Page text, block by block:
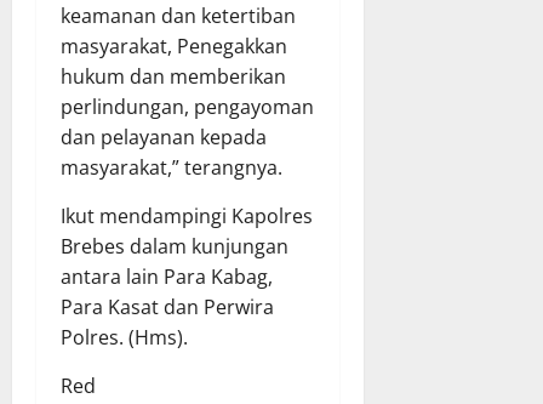
keamanan dan ketertiban
masyarakat, Penegakkan
hukum dan memberikan
perlindungan, pengayoman
dan pelayanan kepada
masyarakat,” terangnya.
Ikut mendampingi Kapolres
Brebes dalam kunjungan
antara lain Para Kabag,
Para Kasat dan Perwira
Polres. (Hms).
Red